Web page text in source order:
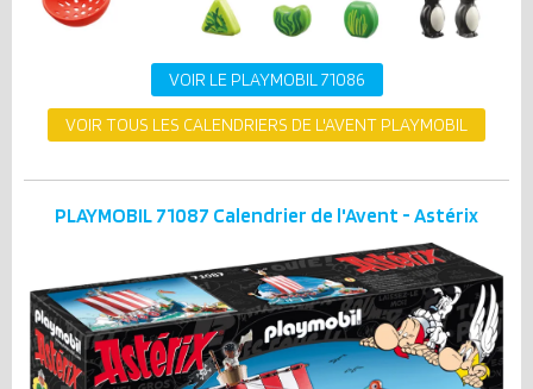
VOIR LE PLAYMOBIL 71086
VOIR TOUS LES CALENDRIERS DE L'AVENT PLAYMOBIL
PLAYMOBIL 71087 Calendrier de l'Avent - Astérix